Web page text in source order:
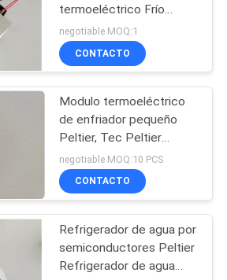
termoeléctrico Frío
líquido
negotiable MOQ:1
CONTACTO
Modulo termoeléctrico
de enfriador pequeño
Peltier, Tec Peltier
Cooler para mini nevera
negotiable MOQ:10 PCS
CONTACTO
Refrigerador de agua por
semiconductores Peltier
Refrigerador de agua